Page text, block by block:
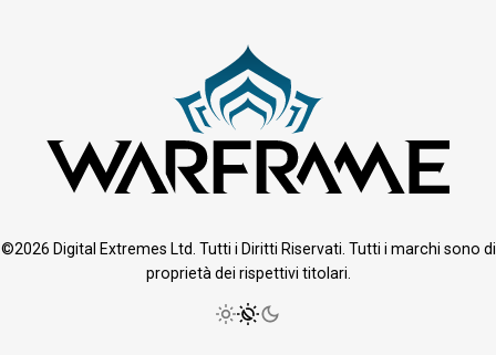
©2026 Digital Extremes Ltd. Tutti i Diritti Riservati. Tutti i marchi sono di
proprietà dei rispettivi titolari.